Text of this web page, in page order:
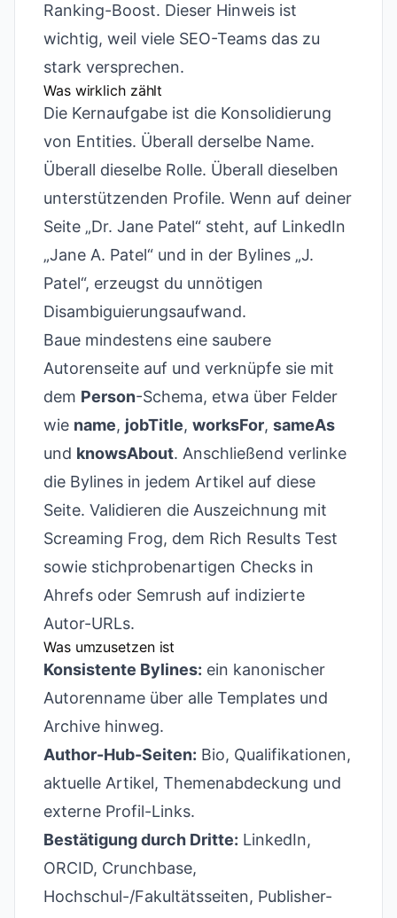
Ranking-Boost. Dieser Hinweis ist
wichtig, weil viele SEO-Teams das zu
stark versprechen.
Was wirklich zählt
Die Kernaufgabe ist die Konsolidierung
von Entities. Überall derselbe Name.
Überall dieselbe Rolle. Überall dieselben
unterstützenden Profile. Wenn auf deiner
Seite „Dr. Jane Patel“ steht, auf LinkedIn
„Jane A. Patel“ und in der Bylines „J.
Patel“, erzeugst du unnötigen
Disambiguierungsaufwand.
Baue mindestens eine saubere
Autorenseite auf und verknüpfe sie mit
dem Person-Schema, etwa über Felder
wie name, jobTitle, worksFor, sameAs
und knowsAbout. Anschließend verlinke
die Bylines in jedem Artikel auf diese
Seite. Validieren die Auszeichnung mit
Screaming Frog, dem Rich Results Test
sowie stichprobenartigen Checks in
Ahrefs oder Semrush auf indizierte
Autor-URLs.
Was umzusetzen ist
Konsistente Bylines: ein kanonischer
Autorenname über alle Templates und
Archive hinweg.
Author-Hub-Seiten: Bio, Qualifikationen,
aktuelle Artikel, Themenabdeckung und
externe Profil-Links.
Bestätigung durch Dritte: LinkedIn,
ORCID, Crunchbase,
Hochschul-/Fakultätsseiten, Publisher-